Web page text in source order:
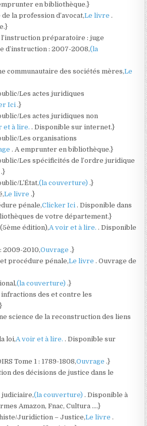
en bibliothèque.}
la profession d’avocat,Le livre.
préparatoire : juge
d’instruction : 2007-2008,(la
communautaire des sociétés mères,Le
Les actes juridiques
Ici.}
Les actes juridiques non
et à lire.. Disponible sur internet.}
Les organisations
. A emprunter en bibliothèque.}
Les spécificités de l’ordre juridique
.}
L’État,(la couverture).}
Le livre.}
pénale,Clicker Ici. Disponible dans
de votre département.}
édition),A voir et à lire.. Disponible
2009-2010,Ouvrage.}
procédure pénale,Le livre. Ouvrage de
(la couverture).}
des et contre les
science de la reconstruction des liens
loi,A voir et à lire.. Disponible sur
Tome 1 : 1789-1808,Ouvrage.}
des décisions de justice dans le
judiciaire,(la couverture). Disponible à
Amazon, Fnac, Cultura ….}
Juridiction – Justice,Le livre.